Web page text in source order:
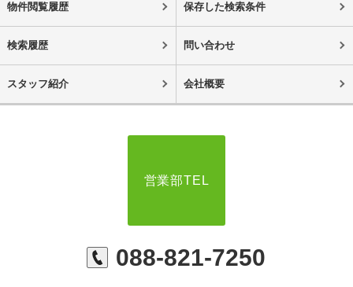
物件閲覧履歴 保存した検索条件
検索履歴 問い合わせ
スタッフ紹介 会社概要
営業部TEL
088-821-7250